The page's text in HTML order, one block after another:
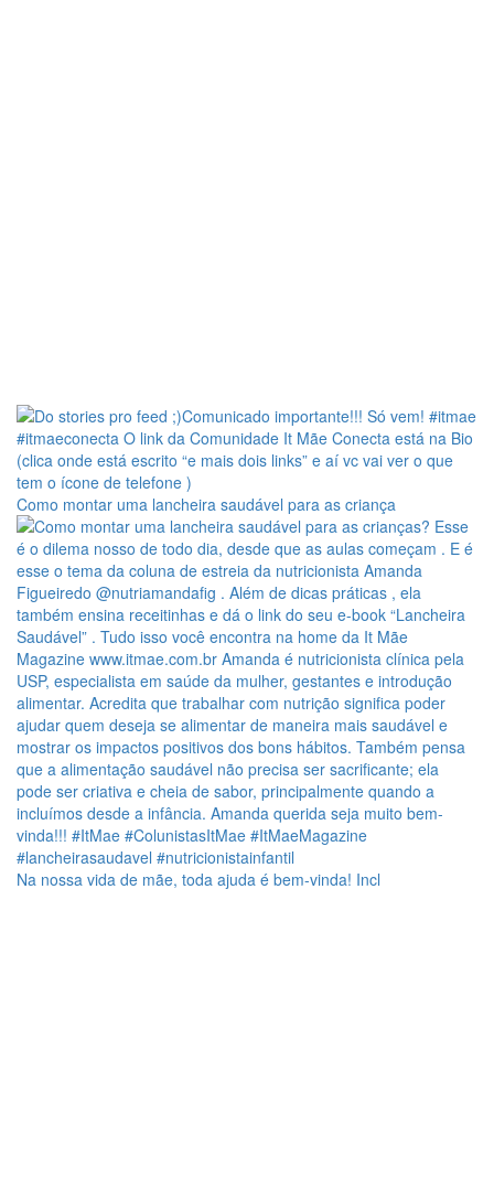
Como montar uma lancheira saudável para as criança
Na nossa vida de mãe, toda ajuda é bem-vinda! Incl